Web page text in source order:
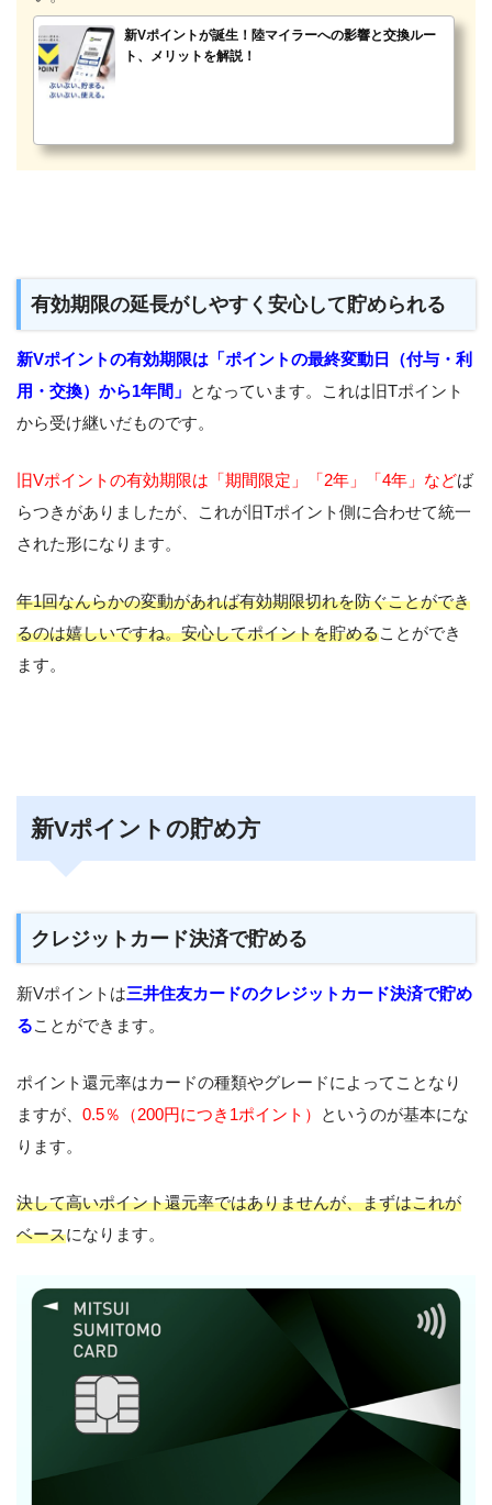
新Vポイントが誕生！陸マイラーへの影響と交換ルー
ト、メリットを解説！
有効期限の延長がしやすく安心して貯められる
新Vポイントの有効期限は「ポイントの最終変動日（付与・利
用・交換）から1年間」 となっています。これは旧Tポイント
から受け継いだものです。
旧Vポイントの有効期限は「期間限定」「2年」「4年」などば
らつきがありましたが、これが旧Tポイント側に合わせて統一
された形になります。
年1回なんらかの変動があれば有効期限切れを防ぐことができ
るのは嬉しいですね。安心してポイントを貯めることができ
ます。
新Vポイントの貯め方
クレジットカード決済で貯める
新Vポイントは三井住友カードのクレジットカード決済で貯め
ることができます。
ポイント還元率はカードの種類やグレードによってことなり
ますが、 0.5％（200円につき1ポイント）
というのが基本にな
ります。
決して高いポイント還元率ではありませんが、まずはこれが
ベースになります。